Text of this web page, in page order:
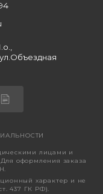
лицами и
оформления заказа
характер и не
437 ГК РФ).